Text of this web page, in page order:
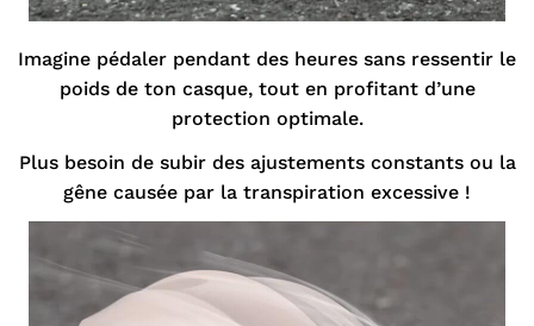
Imagine pédaler pendant des heures sans ressentir le
poids de ton casque, tout en profitant d’une
protection optimale.
Plus besoin de subir des ajustements constants ou la
gêne causée par la transpiration excessive !